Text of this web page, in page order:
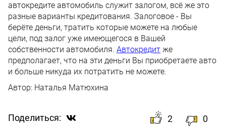
автокредите автомобиль служит залогом, всё же это
разные варианты кредитования. Залоговое - Вы
берёте деньги, тратить которые можете на любые
цели, под залог уже имеющегося в Вашей
собственности автомобиля. Автокредит же
предполагает, что на эти деньги Вы приобретаете авто
и больше никуда их потратить не можете.
Автор: Наталья Матюхина
Поделиться: 2 0